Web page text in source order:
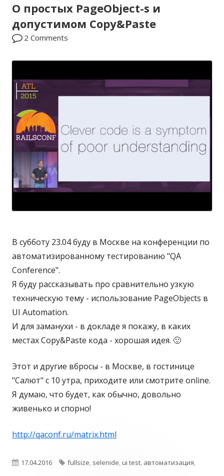
и
о
в
а
н
о
О простых PageObject-s и
допустимом Copy&Paste
2 Comments
В субботу 23.04 буду в Москве на конференции по
автоматизированному тестированию "QA
Conference".
Я буду рассказывать про сравнительно узкую
техническую тему - использование PageObjects в
UI Automation.
И для заманухи - в докладе я покажу, в каких
местах Copy&Paste кода - хорошая идея. 🙂
Этот и другие вбросы - в Москве, в гостинице
"Салют" с 10 утра, приходите или смотрите online.
Я думаю, что будет, как обычно, довольно
живенько и спорно!
http://qaconf.ru/matrix.html
О
17.04.2016
Т
fullsize, selenide,ui test, автоматизация,